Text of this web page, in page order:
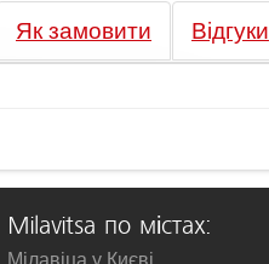
Як замовити Відгуки
Milavitsa по містах:
Мілавіца у Києві